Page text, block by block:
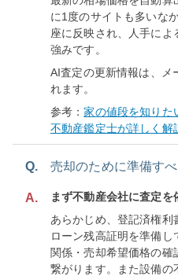
に1度のサイトも多いな
座に反映され、人手によ
強みです。
AI査定の更新情報は、メ
れます。
参考：家の値段を知りた
不動産鑑定士が詳しく解
Q. 売却のために準備す
A.
まず不動産会社に査定を
あらかじめ、登記済権利
ローン残高証明を準備し
関係・売却希望価格の確
繋がります。また設備の